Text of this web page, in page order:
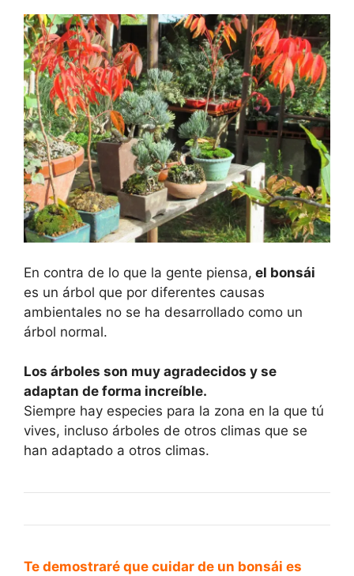
En contra de lo que la gente piensa, el bonsái
es un árbol que por diferentes causas
ambientales no se ha desarrollado como un
árbol normal.
Los árboles son muy agradecidos y se
adaptan de forma increíble.
Siempre hay especies para la zona en la que tú
vives, incluso árboles de otros climas que se
han adaptado a otros climas.
Te demostraré que cuidar de un bonsái es